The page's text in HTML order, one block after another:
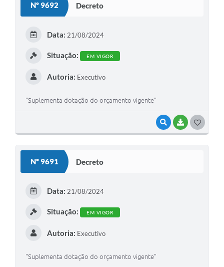
Nº 9692 Decreto
VISUALIZAR
BAIXAR
Data: 21/08/2024
Situação: EM VIGOR
Autoria: Executivo
"Suplementa dotação do orçamento vigente"
Nº 9691 Decreto
Data: 21/08/2024
Situação: EM VIGOR
Autoria: Executivo
"Suplementa dotação do orçamento vigente"